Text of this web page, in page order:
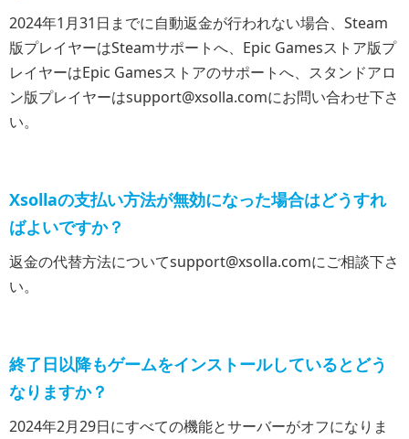
2024年1月31日までに自動返金が行われない場合、Steam
版プレイヤーはSteamサポートへ、Epic Gamesストア版プ
レイヤーはEpic Gamesストアのサポートへ、スタンドアロ
ン版プレイヤーはsupport@xsolla.comにお問い合わせ下さ
い。
Xsollaの支払い方法が無効になった場合はどうすれ
ばよいですか？
返金の代替方法についてsupport@xsolla.comにご相談下さ
い。
終了日以降もゲームをインストールしているとどう
なりますか？
2024年2月29日にすべての機能とサーバーがオフになりま